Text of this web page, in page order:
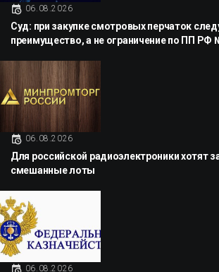
06.08.2026
Суд: при закупке смотровых перчаток
преимущество, а не ограничение по ПП РФ
06.08.2026
Для российской радиоэлектроники хотят
смешанные лоты
06.08.2026